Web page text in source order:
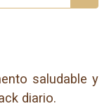
saludable y
diario.